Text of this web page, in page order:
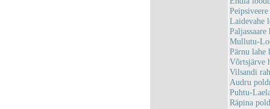
Laidevahe
Mullutu-
Pärnu lahe
Võrtsjärve
Vilsandi
Audru
Puhtu-
Räpina